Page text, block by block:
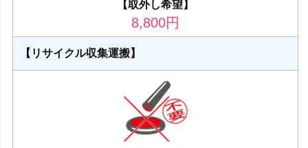
【取外し希望】
8,800円
【リサイクル収集運搬】